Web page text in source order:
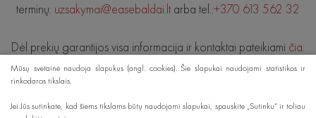
terminų: uzsakymai@easebaldai.lt arba tel.:+370 613 562 32
Dėl prekių garantijos visa informacija ir kontaktai pateikiami čia.
© 2019 EASE BALDAI. Visos teisės saugomos.
Mūsų svetainė naudoja slapukus (angl. cookies). Šie slapukai naudojami statistikos ir
rinkodaros tikslais.
Jei Jūs sutinkate, kad šiems tikslams būtų naudojami slapukai, spauskite „Sutinku“ ir toliau